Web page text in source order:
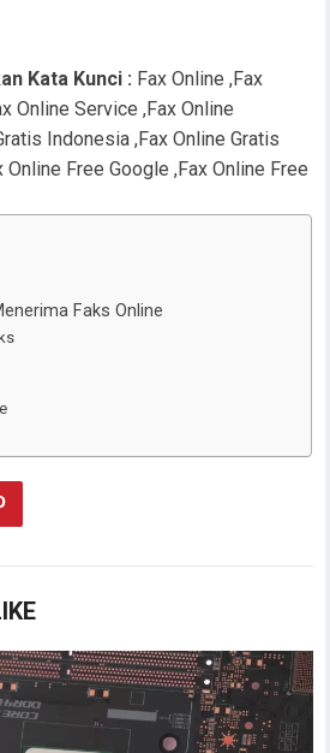
Kata Kunci : Fax Online ,Fax
Online Service ,Fax Online
Indonesia ,Fax Online Gratis
Online Free Google ,Fax Online Free
Faks Online